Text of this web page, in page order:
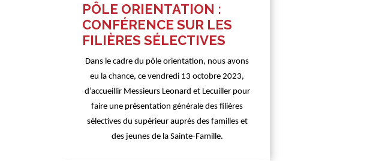
PÔLE ORIENTATION :
CONFÉRENCE SUR LES
FILIÈRES SÉLECTIVES
Dans le cadre du pôle orientation, nous avons
eu la chance, ce vendredi 13 octobre 2023,
d’accueillir Messieurs Leonard et Lecuiller pour
faire une présentation générale des filières
sélectives du supérieur auprès des familles et
des jeunes de la Sainte-Famille.